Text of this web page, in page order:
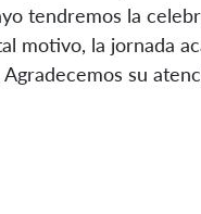
tendremos la
motivo, la jornada
su